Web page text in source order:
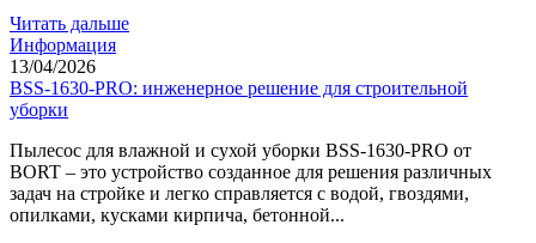
Читать дальше
Информация
13/04/2026
BSS-1630-PRO: инженерное решение для строительной
уборки
Пылесос для влажной и сухой уборки BSS-1630-PRO от
BORT – это устройство созданное для решения различных
задач на стройке и легко справляется с водой, гвоздями,
опилками, кусками кирпича, бетонной...